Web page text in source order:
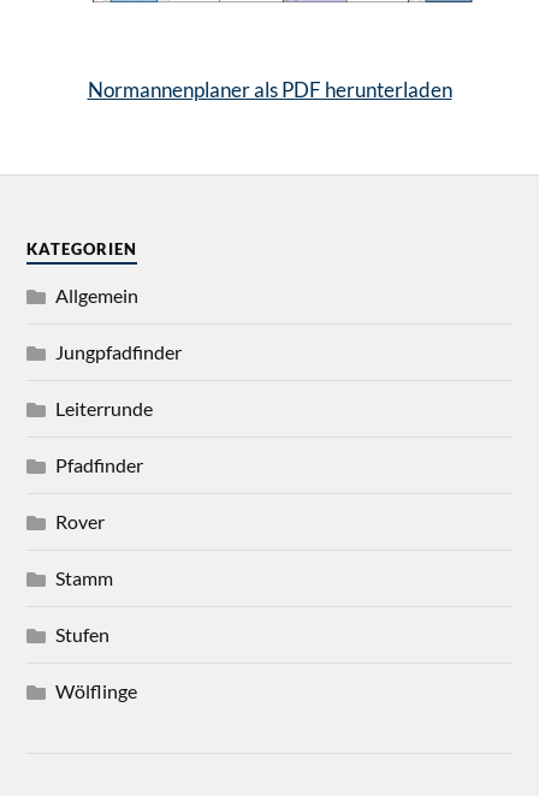
Normannenplaner als PDF herunterladen
KATEGORIEN
Allgemein
Jungpfadfinder
Leiterrunde
Pfadfinder
Rover
Stamm
Stufen
Wölflinge